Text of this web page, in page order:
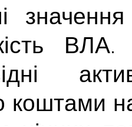
значення